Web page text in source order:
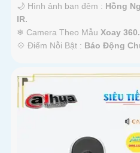
🌙 Hình ảnh ban đêm : Hồng
IR.
❄ Camera Theo Mẫu Xoay 360.
️💠 Điểm Nỗi Bật : Báo Động